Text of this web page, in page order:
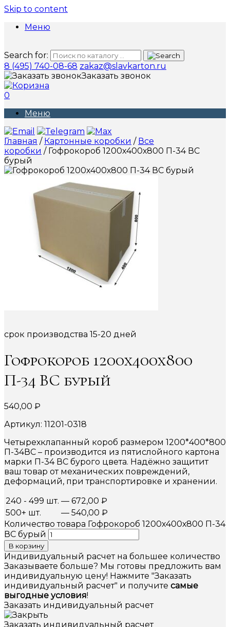
Skip to content
Меню
Search for:
8 (495) 740-08-68 zakaz@slavkarton.ru
Заказать звонок
0
Меню
Главная / Картонные коробки / Все
коробки / Гофрокороб 1200х400х800 П-34 ВС
бурый
срок производства 15-20 дней
Гофрокороб 1200х400х800
П-34 ВС бурый
540,00 ₽
Артикул: 11201-0318
Четырехклапанный короб размером 1200*400*800
П-34ВС – производится из пятислойного картона
марки П-34 ВС бурого цвета. Надёжно защитит
ваш товар от механических повреждений,
деформаций, при транспортировке и хранении.
240 - 499 шт. — 672,00 ₽
500+ шт.
— 540,00 ₽
Количество товара Гофрокороб 1200х400х800 П-34
ВС бурый
В корзину
Индивидуальный расчет на большее количество
Заказываете больше? Мы готовы предложить вам
индивидуальную цену! Нажмите "Заказать
индивидуальный расчет" и получите самые
выгодные условия!
Заказать индивидуальный расчет
Заказать индивидуальный расчет